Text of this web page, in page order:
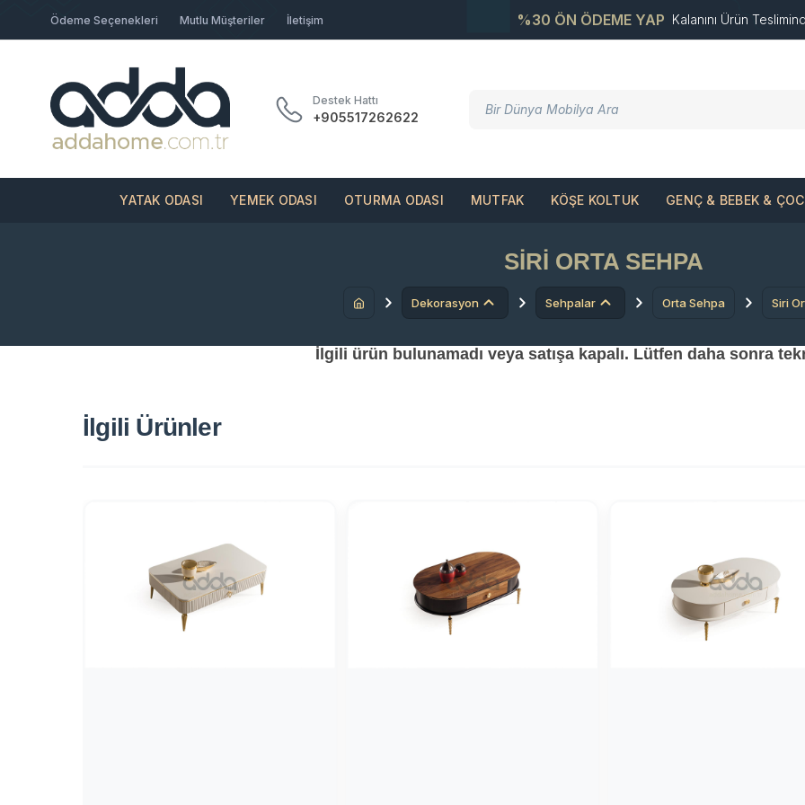
Ödeme Seçenekleri Mutlu Müşteriler İletişim %30 ÖN ÖDEME YAP Kalanını Ürün
Destek Hattı
+905517262622
YATAK ODASI YEMEK ODASI OTURMA ODASI MUTFAK KÖŞE KOLTUK GENÇ & BEBEK &
SIRI ORTA SEHPA
Dekorasyon Sehpalar Orta Sehpa Siri
İlgili ürün bulunamadı veya satışa kapalı. Lütfen daha sonra
İlgili Ürünler